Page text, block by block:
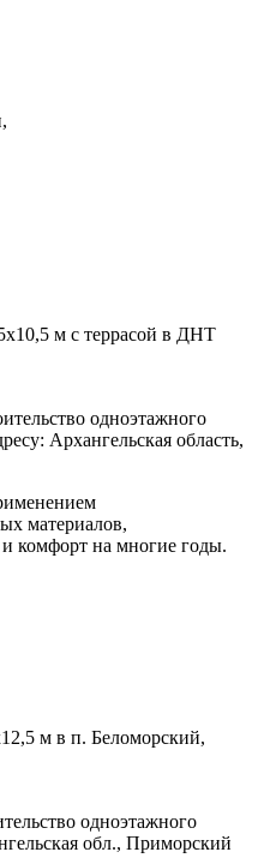
м с террасой в ДНТ
одноэтажного
Архангельская область,
материалов,
комфорт на многие годы.
м в п. Беломорский,
одноэтажного
обл., Приморский